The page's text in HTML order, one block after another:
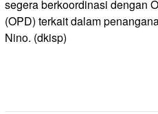
segera berkoordinasi dengan
(OPD) terkait dalam
Nino. (dkisp)